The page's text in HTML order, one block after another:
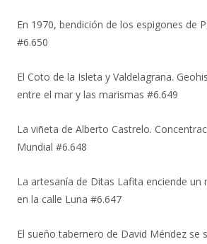
En 1970, bendición de los espigones de
#6.650
El Coto de la Isleta y Valdelagrana.
entre el mar y las marismas #6.649
La viñeta de Alberto Castrelo.
Mundial #6.648
La artesanía de Ditas Lafita enciende un
en la calle Luna #6.647
El sueño tabernero de David Méndez se